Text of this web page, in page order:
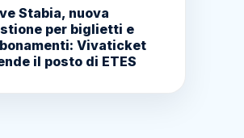
Stabia, nuova
per biglietti e
Vivaticket
il posto di ETES